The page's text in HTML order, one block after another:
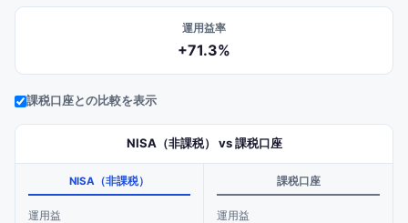
運用益率
+71.3%
課税口座との比較を表示
NISA（非課税） vs 課税口座
NISA（非課税）
運用益
課税口座
運用益